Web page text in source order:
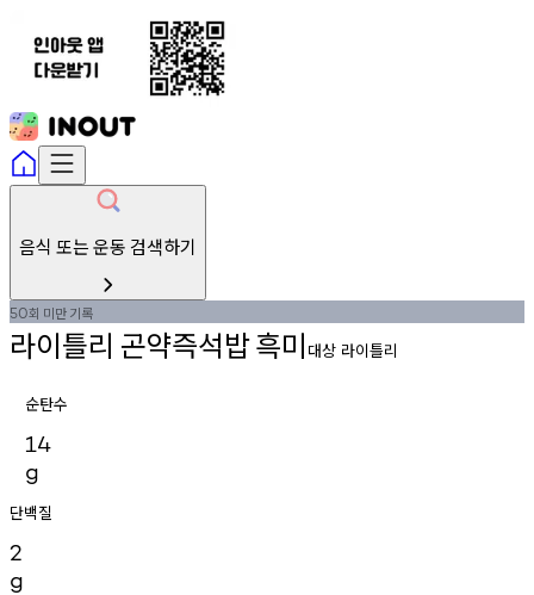
음식 또는 운동 검색하기
50회 미만기록
라이틀리 곤약즉석밥흑미 대상 라이틀리
순탄수
14
g
단백질
2
g